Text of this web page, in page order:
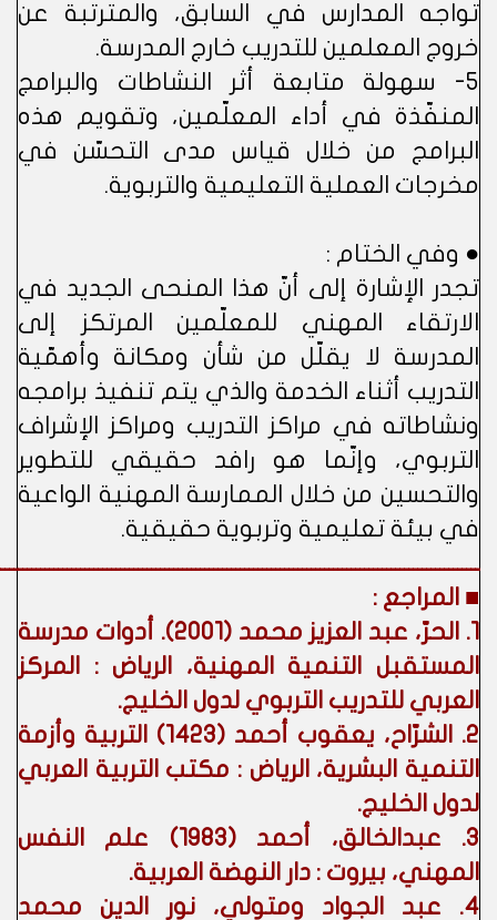
تواجه المدارس في السابق، والمترتبة عن
خروج المعلمين للتدريب خارج المدرسة.
5- سهولة متابعة أثر النشاطات والبرامج
المنفّذة في أداء المعلّمين، وتقويم هذه
البرامج من خلال قياس مدى التحسّن في
مخرجات العملية التعليمية والتربوية.
● وفي الختام :
تجدر الإشارة إلى أنّ هذا المنحى الجديد في
الارتقاء المهني للمعلّمين المرتكز إلى
المدرسة لا يقلّل من شأن ومكانة وأهمّية
التدريب أثناء الخدمة والذي يتم تنفيذ برامجه
ونشاطاته في مراكز التدريب ومراكز الإشراف
التربوي، وإنّما هو رافد حقيقي للتطوير
والتحسين من خلال الممارسة المهنية الواعية
في بيئة تعليمية وتربوية حقيقية.
■ المراجع :
1. الحرّ، عبد العزيز محمد (2001). أدوات مدرسة
المستقبل التنمية المهنية، الرياض : المركز
العربي للتدريب التربوي لدول الخليج.
2. الشرّاح، يعقوب أحمد (1423) التربية وأزمة
التنمية البشرية، الرياض : مكتب التربية العربي
لدول الخليج.
3. عبدالخالق، أحمد (1983) علم النفس
المهني، بيروت : دار النهضة العربية.
4. عبد الجواد ومتولي، نور الدين محمد